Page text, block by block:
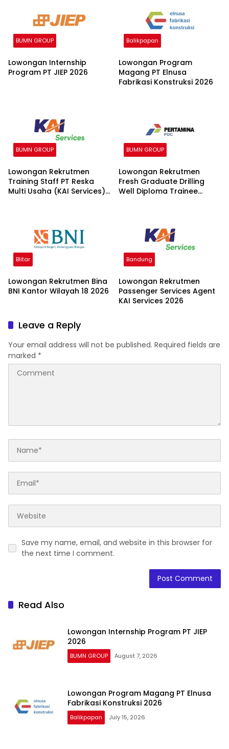
BUMN GROUP
Lowongan Internship
Program PT JIEP 2026
Balikpapan
Lowongan Program
Magang PT Elnusa
Fabrikasi Konstruksi 2026
BUMN GROUP
Lowongan Rekrutmen
Training Staff PT Reska
Multi Usaha (KAI Services)
BUMN GROUP
Lowongan Rekrutmen
Fresh Graduate Drilling
Well Diploma Trainee
Blitar
Lowongan Rekrutmen Bina
BNI Kantor Wilayah 18 2026
Bandung
Lowongan Rekrutmen
Passenger Services Agent
KAI Services 2026
Leave a Reply
Your email address will not be published. Required fields are
marked *
Save my name, email, and website in this browser for
the next time I comment.
Read Also
Lowongan Internship Program PT JIEP
2026
BUMN GROUP August 7, 2026
Lowongan Program Magang PT Elnusa
Fabrikasi Konstruksi 2026
Balikpapan July 15, 2026